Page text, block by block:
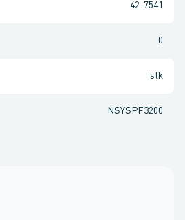
42-7541
0
stk
NSYSPF3200